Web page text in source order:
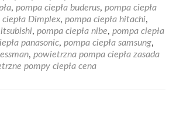
, pompa ciepła buderus, pompa ciepła
ciepła Dimplex, pompa ciepła hitachi,
, pompa ciepła nibe, pompa ciepła
panasonic, pompa ciepła samsung,
, powietrzna pompa ciepła zasada
pompy ciepła cena